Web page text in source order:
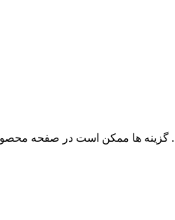
گزینه ها ممکن است در صفحه